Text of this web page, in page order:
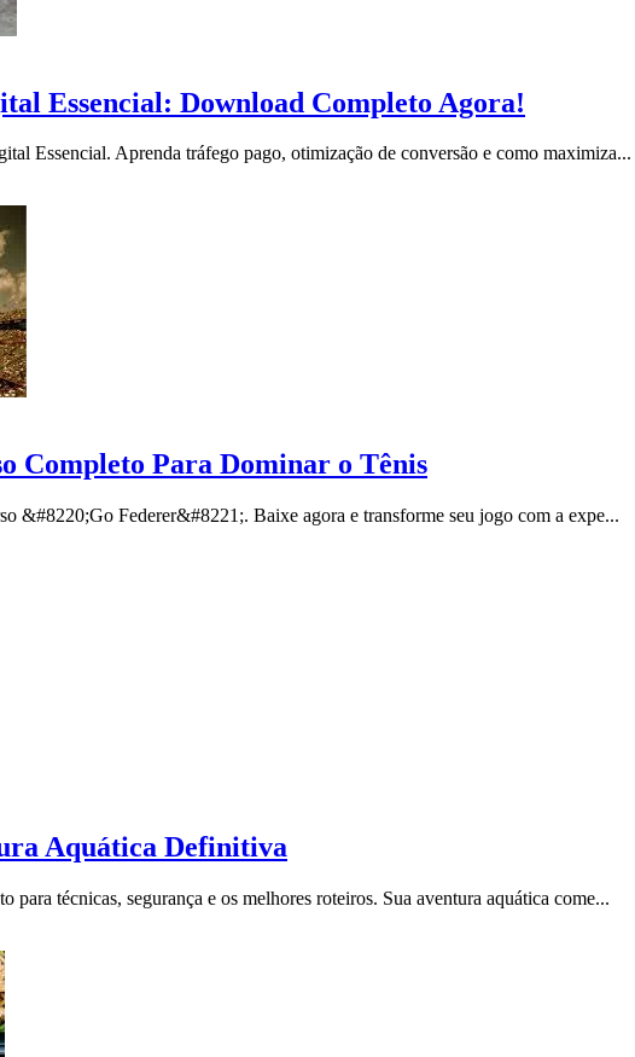
Essencial: Download Completo Agora!
Essencial. Aprenda tráfego pago, otimização de conversão e como maximiza...
Completo Para Dominar o Tênis
&#8220;Go Federer&#8221;. Baixe agora e transforme seu jogo com a expe...
Aquática Definitiva
técnicas, segurança e os melhores roteiros. Sua aventura aquática come...